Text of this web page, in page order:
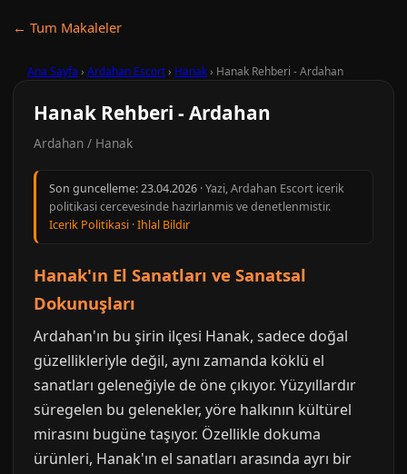
← Tum Makaleler
Ana Sayfa › Ardahan Escort› Hanak› Hanak Rehberi - Ardahan
Hanak Rehberi - Ardahan
Ardahan / Hanak
Son guncelleme:23.04.2026 · Yazi, Ardahan Escort icerik
politikasi cercevesinde hazirlanmis ve denetlenmistir.
Icerik Politikasi ·Ihlal Bildir
Hanak'ın El Sanatları ve Sanatsal
Dokunuşları
Ardahan'ın bu şirin ilçesi Hanak, sadece doğal
güzellikleriyle değil, aynı zamanda köklü el
sanatları geleneğiyle de öne çıkıyor. Yüzyıllardır
süregelen bu gelenekler, yöre halkının kültürel
mirasını bugüne taşıyor. Özellikle dokuma
ürünleri, Hanak'ın el sanatları arasında ayrı bir